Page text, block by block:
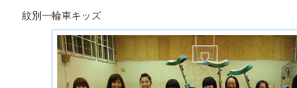
紋別一輪車キッズ